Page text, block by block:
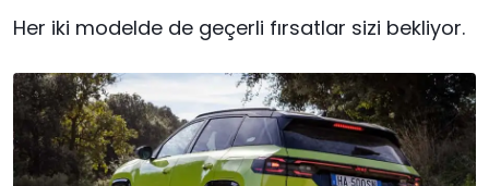
Her iki modelde de geçerli fırsatlar sizi bekliyor.